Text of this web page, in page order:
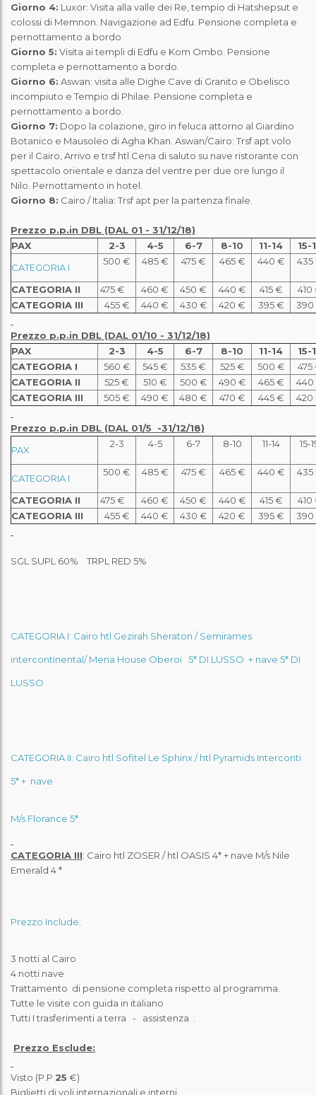
Giorno 4: Luxor: Visita alla valle dei Re, tempio di Hatshepsut e
colossi di Memnon. Navigazione ad Edfu. Pensione completa e
pernottamento a bordo.
Giorno 5: Visita ai templi di Edfu e Kom Ombo. Pensione
completa e pernottamento a bordo.
Giorno 6: Aswan: visita alle Dighe Cave di Granito e Obelisco
incompiuto e Tempio di Philae. Pensione completa e
pernottamento a bordo.
Giorno 7: Dopo la colazione, giro in feluca attorno al Giardino
Botanico e Mausoleo di Agha Khan. Aswan/Cairo: Trsf apt volo
per il Cairo, Arrivo e trsf htl.Cena di saluto su nave ristorante con
spettacolo orientale e danza del ventre per due ore lungo il
Nilo. Pernottamento in hotel.
Giorno 8: Cairo / Italia: Trsf apt per la partenza finale.
Prezzo p.p.in DBL (DAL 01 - 31/12/18)
PAX
2-3 4-5 6-7 8-10 11-14
15-
CATEGORIA I
500 € 485 € 475 € 465 € 440 € 435
CATEGORIA II 475 € 460 € 450 € 440 € 415 €
410
CATEGORIA III
455 € 440 € 430 € 420 € 395 €
Prezzo p.p.in DBL (DAL 01/10 - 31/12/18)
PAX
2-3 4-5 6-7 8-10 11-14
15-
CATEGORIA I
560 € 545€ 535€ 525€ 500 € 475
CATEGORIA II
525€ 510 € 500 € 490 € 465 € 440
CATEGORIA III
505 € 490 € 480 € 470 € 445 € 420
Prezzo p.p.in DBL (DAL 01/5 -31/12/18)
PAX
2-3 4-5 6-7 8-10 11-14 15-
CATEGORIA I
500 € 485 € 475 € 465 € 440 € 435
CATEGORIA II 475 € 460 € 450 € 440 € 415 €
410
CATEGORIA III
455 € 440 € 430 € 420 € 395 €
SGL SUPL 60% TRPL RED 5%
CATEGORIA I: Cairo htl Gezirah Sheraton / Semirames
intercontinental/ Mena House Oberoi 5* DI LUSSO + nave 5* DI
LUSSO
CATEGORIA II: Cairo htl Sofitel Le Sphinx / htl Pyramids Interconti
5* + nave
M/s Florance 5*
CATEGORIA III: Cairo htl ZOSER / htl OASIS 4* + nave M/s Nile
Emerald 4 *
Prezzo Include:
3 notti al Cairo
4 notti nave
Trattamento di pensione completa rispetto al programma.
Tutte le visite con guida in italiano
Tutti I trasferimenti a terra - assistenza .
Prezzo Esclude:
Visto (P.P 25 €)
Biglietti di voli internazionali e interni